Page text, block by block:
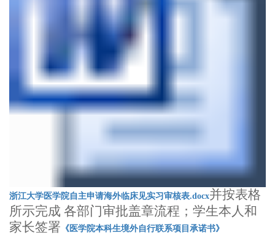
浙江大学医学院自主申请海外临床见实习审核表.docx并按表格
所示完成 各部门审批盖章流程；学生本人和
家长签署 《医学院本科生境外自行联系项目承诺书》